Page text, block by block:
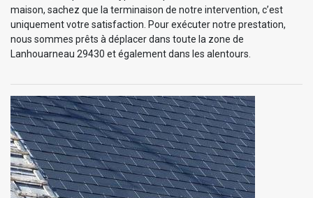
maison, sachez que la terminaison de notre intervention, c’est
uniquement votre satisfaction. Pour exécuter notre prestation,
nous sommes prêts à déplacer dans toute la zone de
Lanhouarneau 29430 et également dans les alentours.